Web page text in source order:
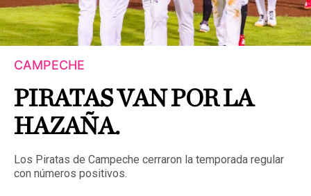
CAMPECHE
PIRATAS VAN POR LA
HAZAÑA.
Los Piratas de Campeche cerraron la temporada regular
con números positivos.